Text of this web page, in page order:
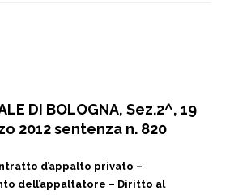
DI BOLOGNA, Sez.2^, 19
2012 sentenza n. 820
d’appalto privato –
dell’appaltatore – Diritto al